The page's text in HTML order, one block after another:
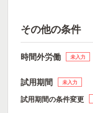
その他の条件
時間外労働 未入力
試用期間 未入力
試用期間の条件変更